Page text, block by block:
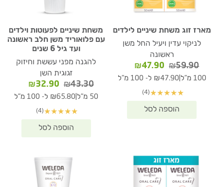
מארז זוג משחת שיניים לילדים
לניקוי עדין ויעיל החל משן
ראשונה
₪59.90
המחיר
המקורי
₪59.90.
₪47.90
המחיר
הנוכחי
100 מ"ל ₪47.90 ל- 100 מ"ל
★
★
★
★
★
(4)
משחת שיניים לפעוטות וילדים
עם פלואוריד משן חלב ראשונה
ועד גיל 6 שנים
להגנה מפני עששת וחיזוק
זגוגית השן
₪43.30
המחיר
המקורי
₪43.30.
₪32.90
הנוכחי
50 מ"ל ₪65.80 ל- 100 מ"ל
★
★
★
★
★
(4)